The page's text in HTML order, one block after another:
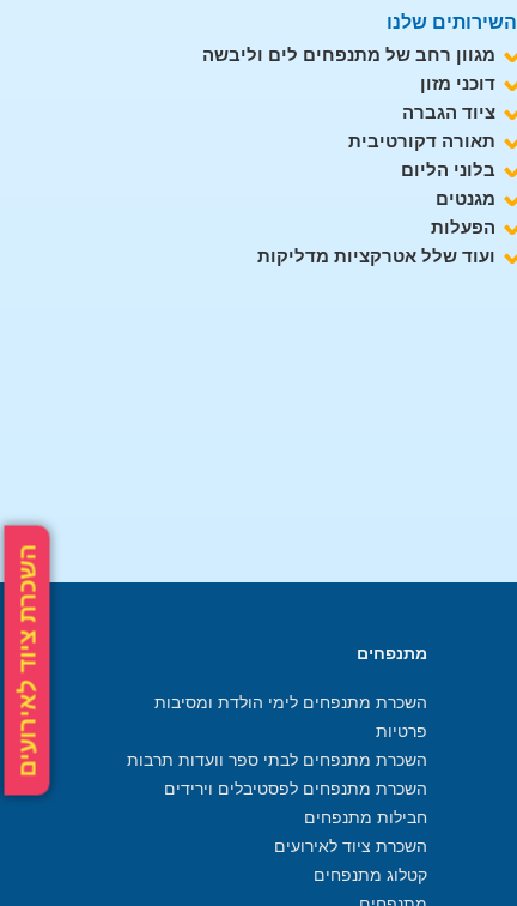
השכרת ציוד לאירועים
השירותים שלנו
מגוון רחב של מתנפחים לים וליבשה
דוכני מזון
ציוד הגברה
תאורה דקורטיבית
בלוני הליום
מגנטים
הפעלות
ועוד שלל אטרקציות מדליקות
מתנפחים
השכרת מתנפחים לימי הולדת ומסיבות
פרטיות
השכרת מתנפחים לבתי ספר וועדות תרבות
השכרת מתנפחים לפסטיבלים וירידים
חבילות מתנפחים
השכרת ציוד לאירועים
קטלוג מתנפחים